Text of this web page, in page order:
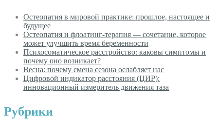
Остеопатия в мировой практике: прошлое, настоящее и
будущее
Остеопатия и флоатинг-терапия — сочетание, которое
может улучшить время беременности
Психосоматическое расстройство: каковы симптомы и
почему оно возникает?
Весна: почему смена сезона ослабляет нас
Цифровой индикатор расстояния (ЦИР):
инновационный измеритель движения таза
Рубрики